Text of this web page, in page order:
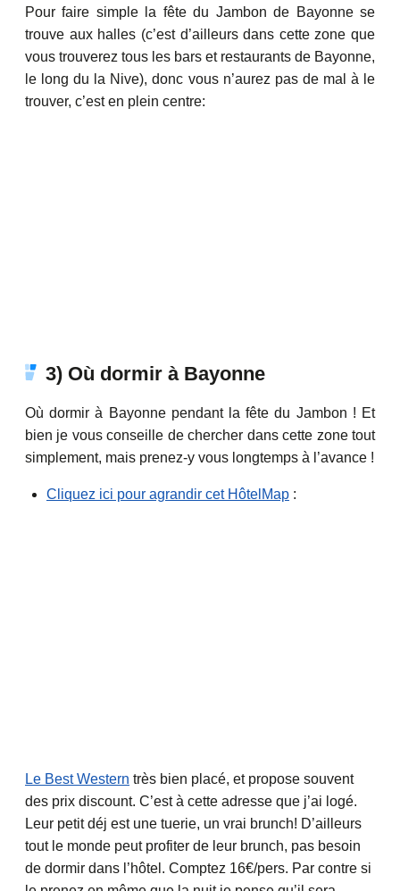
Pour faire simple la fête du Jambon de Bayonne se
trouve aux halles (c’est d’ailleurs dans cette zone que
vous trouverez tous les bars et restaurants de Bayonne,
le long du la Nive), donc vous n’aurez pas de mal à le
trouver, c’est en plein centre:
3) Où dormir à Bayonne
Où dormir à Bayonne pendant la fête du Jambon ! Et
bien je vous conseille de chercher dans cette zone tout
simplement, mais prenez-y vous longtemps à l’avance !
Cliquez ici pour agrandir cet HôtelMap :
Le Best Western très bien placé, et propose souvent
des prix discount. C’est à cette adresse que j’ai logé.
Leur petit déj est une tuerie, un vrai brunch! D’ailleurs
tout le monde peut profiter de leur brunch, pas besoin
de dormir dans l’hôtel. Comptez 16€/pers. Par contre si